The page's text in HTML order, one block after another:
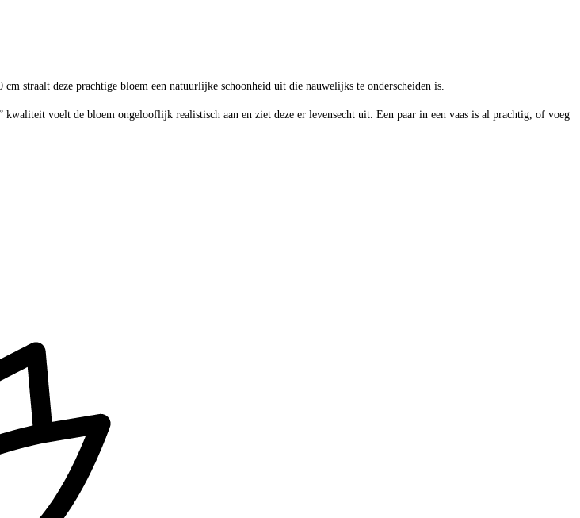
straalt deze prachtige bloem een natuurlijke schoonheid uit die nauwelijks te onderscheiden is.
voelt de bloem ongelooflijk realistisch aan en ziet deze er levensecht uit. Een paar in een vaas is al prachtig, of voeg